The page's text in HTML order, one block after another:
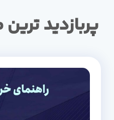
پربازدید